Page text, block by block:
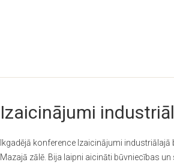
Izaicinājumi
Ikgadējā konference Izaicinājumi
Mazajā zālē. Bija laipni aicināti būvniecības